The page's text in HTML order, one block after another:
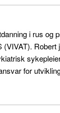
i rus
for